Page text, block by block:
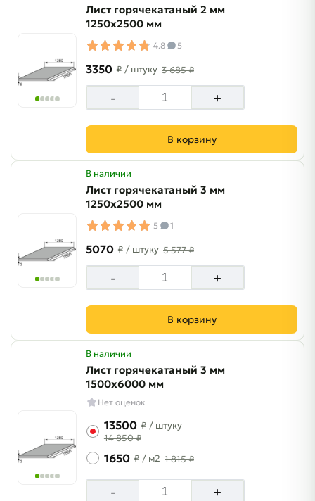
Лист горячекатаный 2 мм
1250х2500 мм
4.8 5
3350 ₽ / штуку 3 685 ₽
- +
В корзину
В наличии
Лист горячекатаный 3 мм
1250х2500 мм
5 1
5070 ₽ / штуку 5 577 ₽
- +
В корзину
В наличии
Лист горячекатаный 3 мм
1500х6000 мм
Нет оценок
13500 ₽ / штуку
14 850 ₽
1650 ₽ / м2 1 815 ₽
- +